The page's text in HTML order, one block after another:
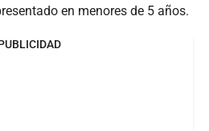
en menores de 5 años.